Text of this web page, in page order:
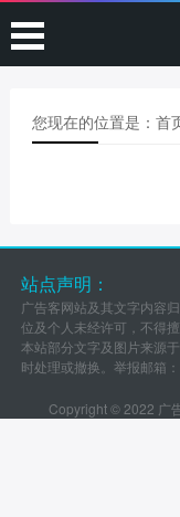
您现在的位置是： 首
站点声明：
广告客网站及其文字内容
位及个人未经许可，不得擅
本站部分文字及图片来源
时处理或撤换。举报邮箱：
Copyright © 2022 广